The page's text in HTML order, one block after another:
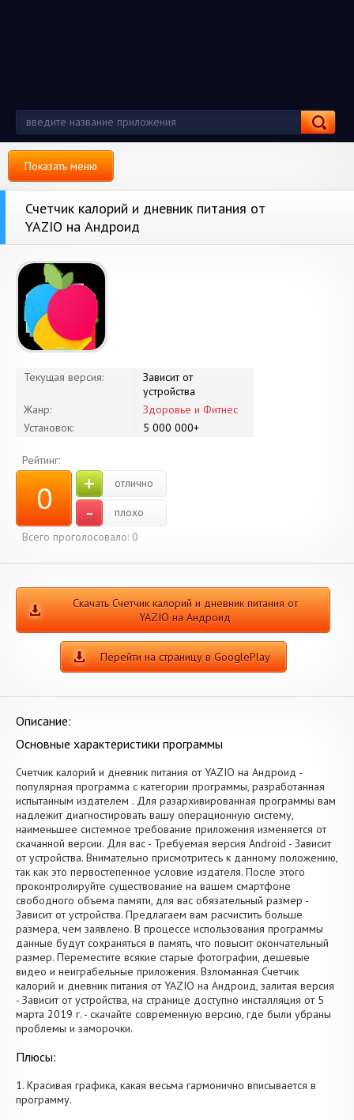
Показать меню
Счетчик калорий и дневник питания от
YAZIO на Андроид
Текущая версия:
Зависит от
устройства
Жанр:
Здоровье и Фитнес
Установок:
5 000 000+
Рейтинг:
0 + отлично
-
плохо
Всего проголосовало: 0
Скачать Счетчик калорий и дневник питания от
YAZIO на Андроид
Перейти на страницу в GooglePlay
Описание:
Основные характеристики программы
Счетчик калорий и дневник питания от YAZIO на Андроид -
популярная программа с категории программы, разработанная
испытанным издателем . Для разархивированная программы вам
надлежит диагностировать вашу операционную систему,
наименьшее системное требование приложения изменяется от
скачанной версии. Для вас - Требуемая версия Android - Зависит
от устройства. Внимательно присмотритесь к данному положению,
так как это первостепенное условие издателя. После этого
проконтролируйте существование на вашем смартфоне
свободного объема памяти, для вас обязательный размер -
Зависит от устройства. Предлагаем вам расчистить больше
размера, чем заявлено. В процессе использования программы
данные будут сохраняться в память, что повысит окончательный
размер. Переместите всякие старые фотографии, дешевые
видео и неиграбельные приложения. Взломанная Счетчик
калорий и дневник питания от YAZIO на Андроид, залитая версия
- Зависит от устройства, на странице доступно инсталляция от 5
марта 2019 г. - скачайте современную версию, где были убраны
проблемы и заморочки.
Плюсы:
1. Красивая графика, какая весьма гармонично вписывается в
программу.